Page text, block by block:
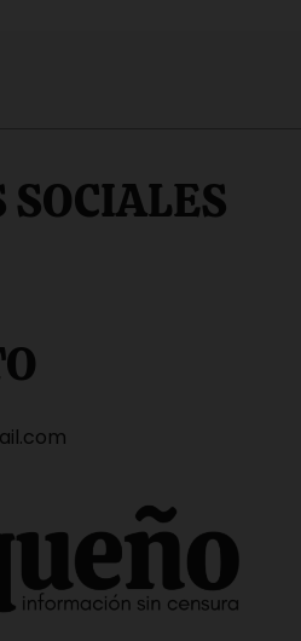
SOCIALES